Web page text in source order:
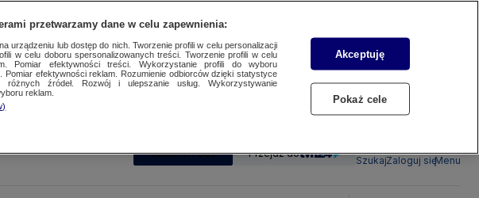
SUBSKRYBUJ Przejdź do
SzukajZaloguj sięMenu
przetwarzamy dane w celu zapewnienia:
urządzeniu lub dostęp do nich. Tworzenie profili w celu personalizacji
w celu doboru spersonalizowanych treści. Tworzenie profili w celu
Pomiar efektywności treści. Wykorzystanie profili do wyboru
Pomiar efektywności reklam. Rozumienie odbiorców dzięki statystyce
źródeł. Rozwój i ulepszanie usług. Wykorzystywanie
reklam.
Akceptuję
Pokaż cele